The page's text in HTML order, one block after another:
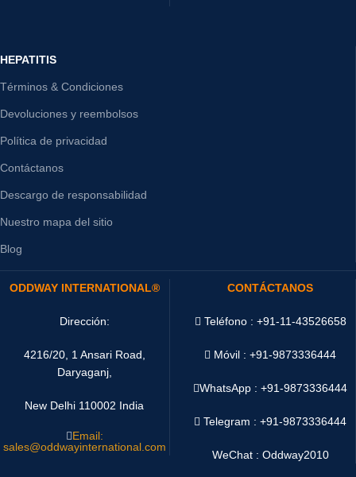
HEPATITIS
Términos & Condiciones
Devoluciones y reembolsos
Política de privacidad
Contáctanos
Descargo de responsabilidad
Nuestro mapa del sitio
Blog
ODDWAY INTERNATIONAL®
Dirección:
4216/20, 1 Ansari Road,
Daryaganj,
New Delhi 110002 India
Email:
sales@oddwayinternational.com
CONTÁCTANOS
Teléfono : +91-11-43526658
Móvil : +91-9873336444
WhatsApp :+91-9873336444
Telegram : +91-9873336444
WeChat : Oddway2010